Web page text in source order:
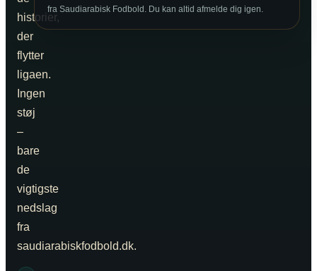
historier,
der
flytter
ligaen.
Ingen
støj
–
bare
de
vigtigste
nedslag
fra
saudiarabiskfodbold.dk.
fra Saudiarabisk Fodbold. Du kan altid afmelde dig igen.